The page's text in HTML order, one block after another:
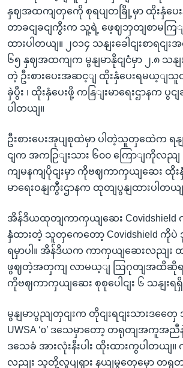
နှဈအထကျတှကေို စုရပျတခြို့မှာ ထိုးနှံပေးန
တာခငျခငျကွီးက သူ့ရဲ့ ဖေ့ဈဘှတျစာမကြျ
ထားပါတယျ။ ၂၀၁၄ သနျးခေါငျးစာရင
၆၅ နှဈအထကျက မွနျမာနိုငျငံမှာ ၂.၈ သန
တဲ့ ဦးစားပေးအဆင့ျ ထိုးနှံပေးရမယ့ျသူ
ခှဲပွီး ၊ ထိုးနှံပေးဖို့ ကနြျးမာရေးဌာနက
ပါတယျ။
ဦးစားပေးအုပျစုထဲမှာ ပါတဲ့သူတှထေဲက ရနျ
ငျက အကဉြျးသား ၆၀၀ ကြောျကိုလညျ
ကျမနကျပိုငျးမှာ ကိုဗဈကာကှယျဆေး ထို
မာရေးဝနျကွီးဌာနက ထုတျပွနျထားပါတယျ
အိန်ဒိယထုတျကာကှယျဆေး Covidshield
နှံထားတဲ့ သူတှကေတော့ Covidshield ကို
ရမှာပါ။ အိန်ဒိယက ကာကှယျဆေးလညျး ထ
ဖွဈတဲ့အတှကျ လာမယ့ျ ဩဂုတျအထိဆိုရငျ
ကိုဗဈကာကှယျဆေး စုစုပေါငျး ၆ သနျးရ
မွနျမာပွညျတှငျးက တိုငျးရငျးသားဒတှ
UWSA ‘o’ ဒသေမှာတော့ တရုတျအကူအညီ
ဒသေခံ အားလုံးနီးပါး ထိုးထားကွပါတယျ
လညျး သူတို့လှုပျရှား နယျမွတှေမှော တရု